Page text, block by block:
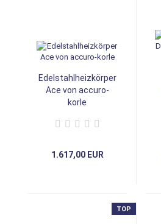
Edelstahlheizkörper
Ace von accuro-
korle
1.617,00 EUR
TOP